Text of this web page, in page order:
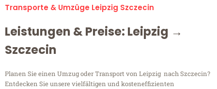
Transporte & Umzüge Leipzig Szczecin
Leistungen & Preise: Leipzig →
Szczecin
Planen Sie einen Umzug oder Transport von Leipzig nach Szczecin?
Entdecken Sie unsere vielfältigen und kosteneffizienten